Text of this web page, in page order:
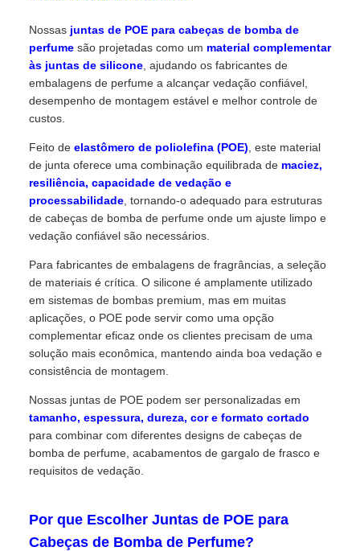
Nossas juntas de POE para cabeças de bomba de
perfume são projetadas como um material complementar
às juntas de silicone , ajudando os fabricantes de
embalagens de perfume a alcançar vedação confiável,
desempenho de montagem estável e melhor controle de
custos.
Feito de elastômero de poliolefina (POE) , este material
de junta oferece uma combinação equilibrada de maciez,
resiliência, capacidade de vedação e
processabilidade , tornando-o adequado para estruturas
de cabeças de bomba de perfume onde um ajuste limpo e
vedação confiável são necessários.
Para fabricantes de embalagens de fragrâncias, a seleção
de materiais é crítica. O silicone é amplamente utilizado
em sistemas de bombas premium, mas em muitas
aplicações, o POE pode servir como uma opção
complementar eficaz onde os clientes precisam de uma
solução mais econômica, mantendo ainda boa vedação e
consistência de montagem.
Nossas juntas de POE podem ser personalizadas em
tamanho, espessura, dureza, cor e formato cortado
para combinar com diferentes designs de cabeças de
bomba de perfume, acabamentos de gargalo de frasco e
requisitos de vedação.
Por que Escolher Juntas de POE para
Cabeças de Bomba de Perfume?